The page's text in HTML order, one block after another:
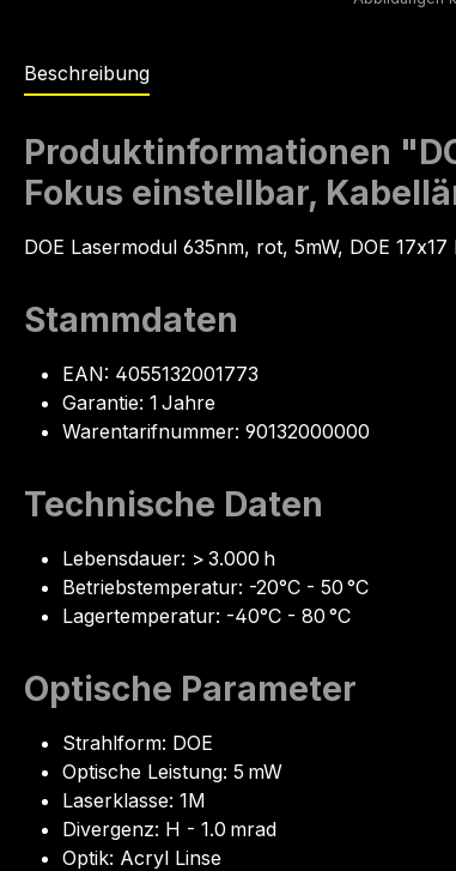
Beschreibung
Produktinformationen
Fokus einstellbar,
DOE Lasermodul 635nm, rot, 5mW, DOE
Stammdaten
EAN: 4055132001773
Garantie: 1 Jahre
Warentarifnummer: 90132000000
Technische Daten
Lebensdauer: > 3.000 h
Betriebstemperatur: -20°C - 50 °C
Lagertemperatur: -40°C - 80 °C
Optische Parameter
Strahlform: DOE
Optische Leistung: 5 mW
Laserklasse: 1M
Divergenz: H - 1.0 mrad
Optik: Acryl Linse